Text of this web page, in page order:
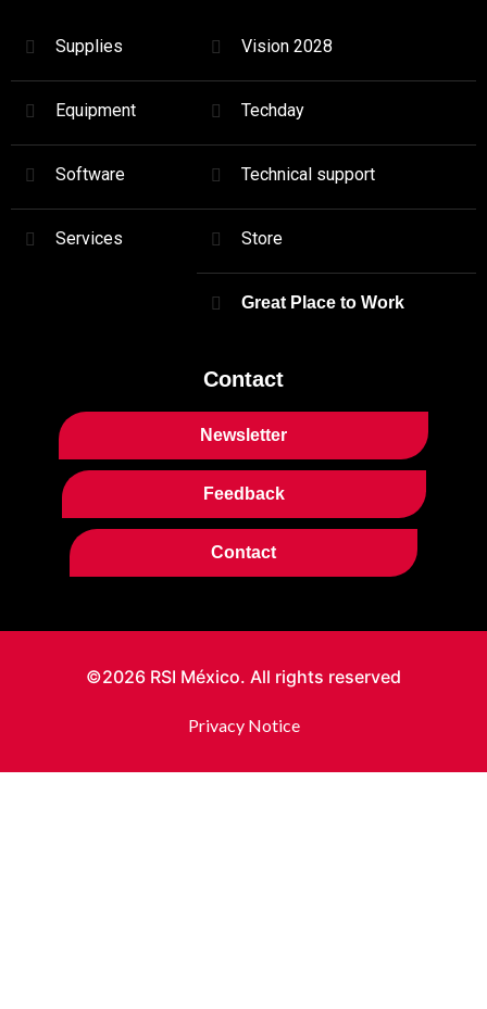
Supplies
Equipment
Software
Services
Vision 2028
Techday
Technical support
Store
Great Place to Work
Contact
Newsletter
Feedback
Contact
©2026 RSI México. All rights reserved
Privacy Notice